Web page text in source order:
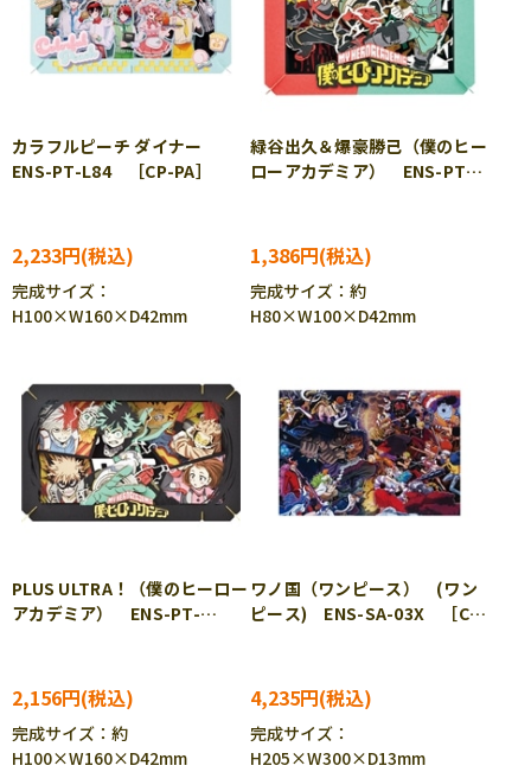
カラフルピーチ ダイナー
ENS-PT-L84 ［CP-PA］
2,233円
完成サイズ：
H100×W160×D42mm
緑谷出久＆爆豪勝己（僕のヒー
ローアカデミア） ENS-PT-
1,386円
完成サイズ：約
H80×W100×D42mm
PLUS ULTRA！（僕のヒーロー
アカデミア） ENS-PT-
2,156円
完成サイズ：約
H100×W160×D42mm
ワノ国（ワンピース） (ワン
ピース) ENS-SA-03X ［CP-
4,235円
完成サイズ：
H205×W300×D13mm